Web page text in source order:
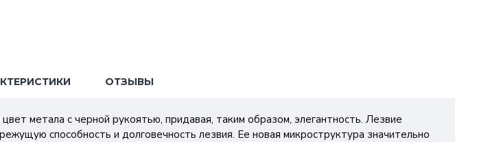
ОТЗЫВЫ
метала с черной рукоятью, придавая, таким образом, элегантность. Лезвие
способность и долговечность лезвия. Ее новая микроструктура значительно